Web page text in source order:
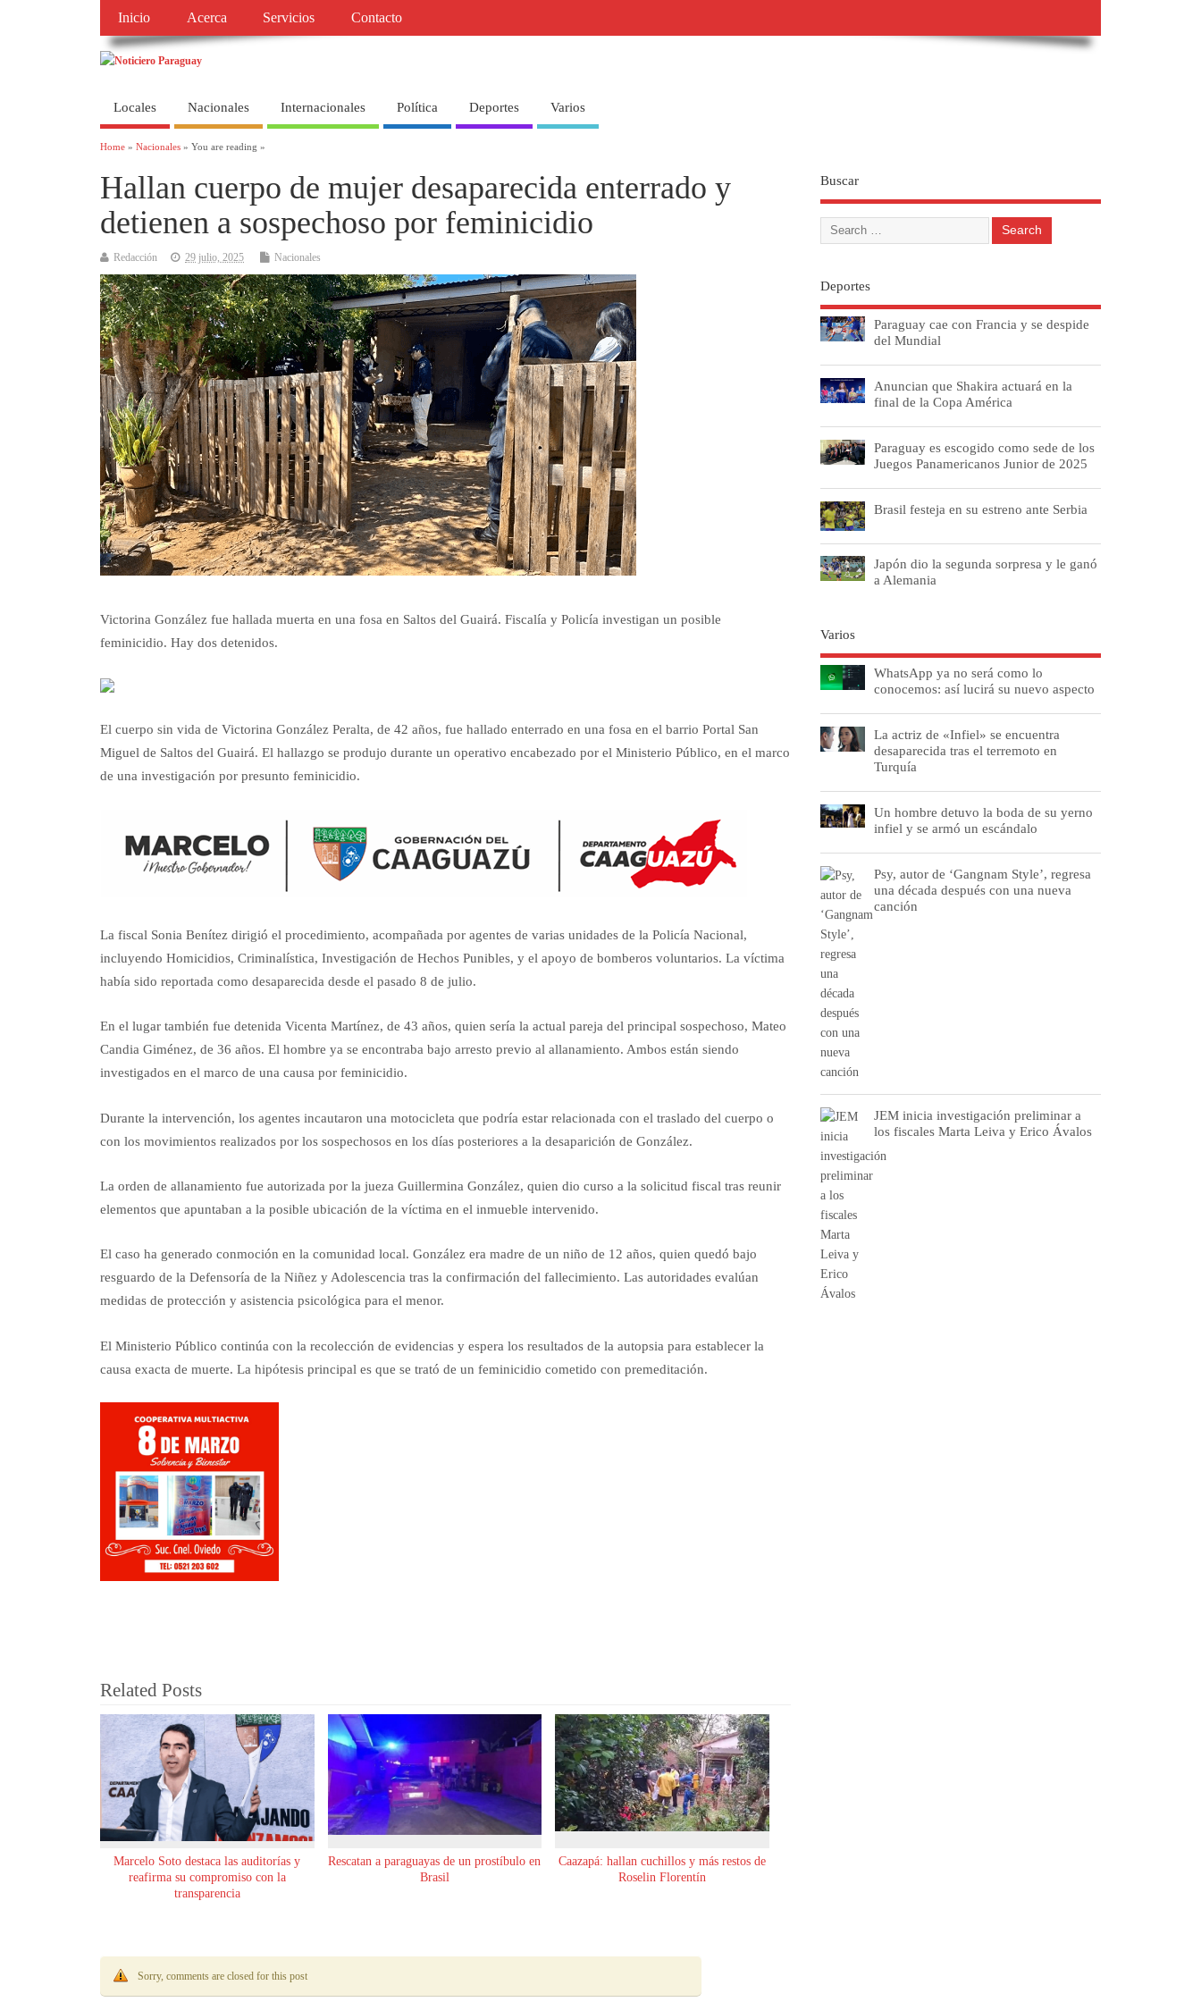
Inicio Acerca Servicios Contacto
Locales Nacionales Internacionales Política Deportes Varios
Home » Nacionales » You are reading »
Hallan cuerpo de mujer desaparecida enterrado y
detienen a sospechoso por feminicidio
Redacción 29 julio, 2025 Nacionales
Victorina González fue hallada muerta en una fosa en Saltos del Guairá. Fiscalía y Policía investigan un posible
feminicidio. Hay dos detenidos.
El cuerpo sin vida de Victorina González Peralta, de 42 años, fue hallado enterrado en una fosa en el barrio Portal San
Miguel de Saltos del Guairá. El hallazgo se produjo durante un operativo encabezado por el Ministerio Público, en el marco
de una investigación por presunto feminicidio.
La fiscal Sonia Benítez dirigió el procedimiento, acompañada por agentes de varias unidades de la Policía Nacional,
incluyendo Homicidios, Criminalística, Investigación de Hechos Punibles, y el apoyo de bomberos voluntarios. La víctima
había sido reportada como desaparecida desde el pasado 8 de julio.
En el lugar también fue detenida Vicenta Martínez, de 43 años, quien sería la actual pareja del principal sospechoso, Mateo
Candia Giménez, de 36 años. El hombre ya se encontraba bajo arresto previo al allanamiento. Ambos están siendo
investigados en el marco de una causa por feminicidio.
Durante la intervención, los agentes incautaron una motocicleta que podría estar relacionada con el traslado del cuerpo o
con los movimientos realizados por los sospechosos en los días posteriores a la desaparición de González.
La orden de allanamiento fue autorizada por la jueza Guillermina González, quien dio curso a la solicitud fiscal tras reunir
elementos que apuntaban a la posible ubicación de la víctima en el inmueble intervenido.
El caso ha generado conmoción en la comunidad local. González era madre de un niño de 12 años, quien quedó bajo
resguardo de la Defensoría de la Niñez y Adolescencia tras la confirmación del fallecimiento. Las autoridades evalúan
medidas de protección y asistencia psicológica para el menor.
El Ministerio Público continúa con la recolección de evidencias y espera los resultados de la autopsia para establecer la
causa exacta de muerte. La hipótesis principal es que se trató de un feminicidio cometido con premeditación.
Related Posts
Marcelo Soto destaca las auditorías y
reafirma su compromiso con la
transparencia
Rescatan a paraguayas de un prostíbulo en
Brasil
Caazapá: hallan cuchillos y más restos de
Roselin Florentín
Sorry, comments are closed for this post
Buscar
Deportes
Paraguay cae con Francia y se despide
del Mundial
Anuncian que Shakira actuará en la
final de la Copa América
Paraguay es escogido como sede de los
Juegos Panamericanos Junior de 2025
Brasil festeja en su estreno ante Serbia
Japón dio la segunda sorpresa y le ganó
a Alemania
Varios
WhatsApp ya no será como lo
conocemos: así lucirá su nuevo aspecto
La actriz de «Infiel» se encuentra
desaparecida tras el terremoto en
Turquía
Un hombre detuvo la boda de su yerno
infiel y se armó un escándalo
Psy, autor de ‘Gangnam Style’, regresa
una década después con una nueva
canción
JEM inicia investigación preliminar a
los fiscales Marta Leiva y Erico Ávalos